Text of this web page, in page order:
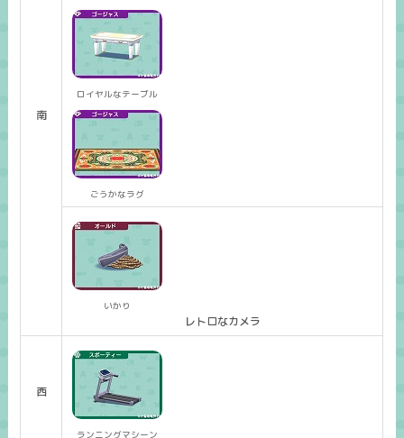
南
ロイヤルなテーブル
ごうかなラグ
いかり
レトロなカメラ
西
ランニングマシーン